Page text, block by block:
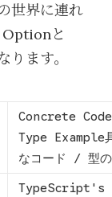
世界に連れ
Optionと
ます。
Concrete
Type Example
なコード / 型
TypeScript's